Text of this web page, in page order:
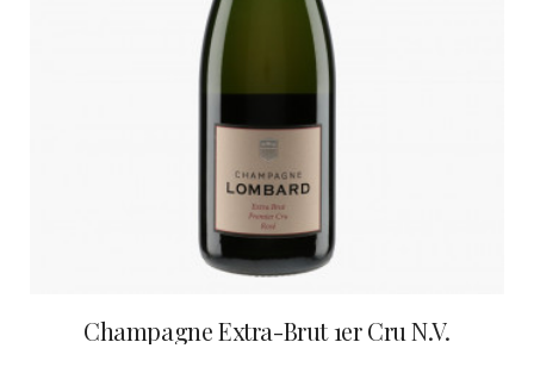
Champagne Extra-Brut 1er Cru N.V.